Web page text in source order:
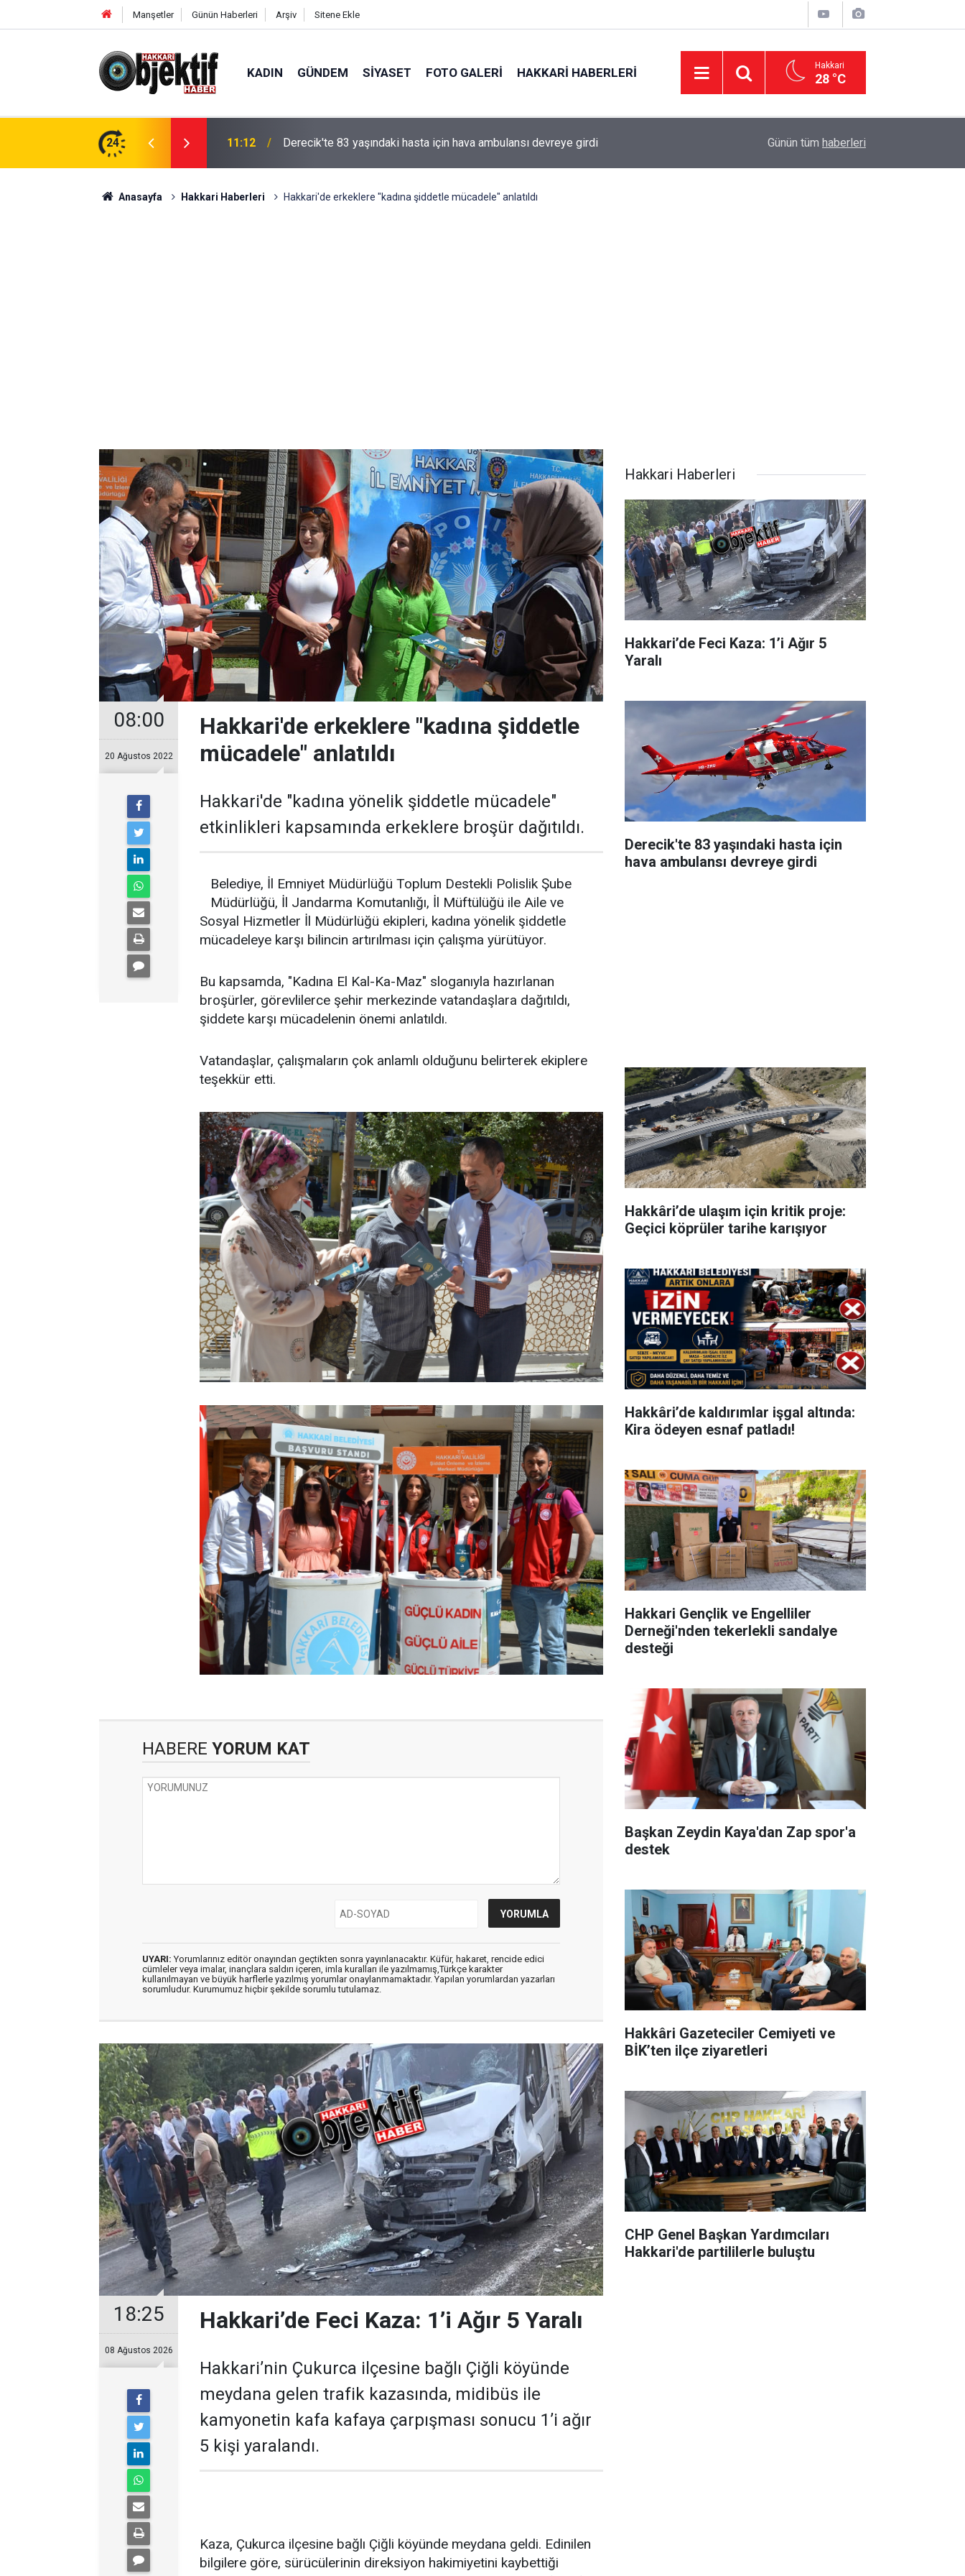
Manşetler Günün Haberleri Arşiv Sitene Ekle
KADIN GÜNDEM SIYASET FOTO GALERI HAKKARI HABERLERI Hakkari
28 °C
24 11:12 Derecik'te 83 yaşındaki hasta için hava ambulansı devreye girdi 'Çerçeve yasa' kanun teklifi Adalet
Günün tüm haberleri
Anasayfa Hakkari Haberleri Hakkari'de erkeklere "kadına şiddetle mücadele" anlatıldı
08:00
20 Ağustos 2022
Hakkari'de erkeklere "kadına şiddetle
mücadele" anlatıldı
Hakkari'de "kadına yönelik şiddetle mücadele"
etkinlikleri kapsamında erkeklere broşür dağıtıldı.
Belediye, İl Emniyet Müdürlüğü Toplum Destekli Polislik Şube
Müdürlüğü, İl Jandarma Komutanlığı, İl Müftülüğü ile Aile ve
Sosyal Hizmetler İl Müdürlüğü ekipleri, kadına yönelik şiddetle
mücadeleye karşı bilincin artırılması için çalışma yürütüyor.
Bu kapsamda, "Kadına El Kal-Ka-Maz" sloganıyla hazırlanan
broşürler, görevlilerce şehir merkezinde vatandaşlara dağıtıldı,
şiddete karşı mücadelenin önemi anlatıldı.
Vatandaşlar, çalışmaların çok anlamlı olduğunu belirterek ekiplere
teşekkür etti.
HABERE YORUM KAT
UYARI: Yorumlarınız editör onayından geçtikten sonra yayınlanacaktır. Küfür, hakaret, rencide edici
cümleler veya imalar, inançlara saldırı içeren, imla kuralları ile yazılmamış,Türkçe karakter
kullanılmayan ve büyük harflerle yazılmış yorumlar onaylanmamaktadır. Yapılan yorumlardan yazarları
sorumludur. Kurumumuz hiçbir şekilde sorumlu tutulamaz.
18:25
08 Ağustos 2026
Hakkari’de Feci Kaza: 1’i Ağır 5 Yaralı
Hakkari’nin Çukurca ilçesine bağlı Çiğli köyünde
meydana gelen trafik kazasında, midibüs ile
kamyonetin kafa kafaya çarpışması sonucu 1’i ağır
5 kişi yaralandı.
Kaza, Çukurca ilçesine bağlı Çiğli köyünde meydana geldi. Edinilen
bilgilere göre, sürücülerinin direksiyon hakimiyetini kaybettiği
Hakkari Haberleri
Hakkari’de Feci Kaza: 1’i Ağır 5
Yaralı
Derecik'te 83 yaşındaki hasta için
hava ambulansı devreye girdi
Hakkâri’de ulaşım için kritik proje:
Geçici köprüler tarihe karışıyor
Hakkâri’de kaldırımlar işgal altında:
Kira ödeyen esnaf patladı!
Hakkari Gençlik ve Engelliler
Derneği'nden tekerlekli sandalye
desteği
Başkan Zeydin Kaya'dan Zap spor'a
destek
Hakkâri Gazeteciler Cemiyeti ve
BİK’ten ilçe ziyaretleri
CHP Genel Başkan Yardımcıları
Hakkari'de partililerle buluştu